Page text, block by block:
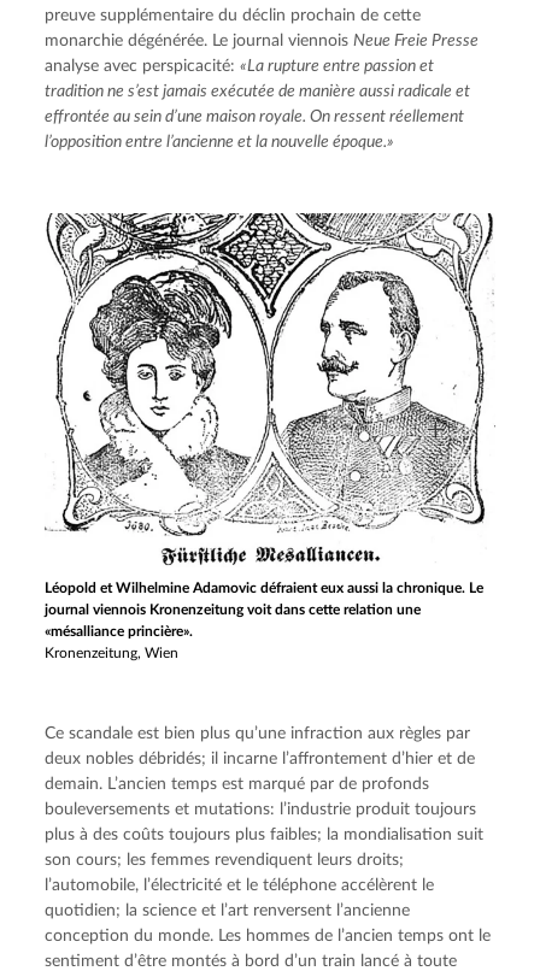
preuve supplémentaire du déclin prochain de cette
monarchie dégénérée. Le journal viennois Neue Freie Presse
analyse avec perspicacité: «La rupture entre passion et
tradition ne s’est jamais exécutée de manière aussi radicale et
effrontée au sein d’une maison royale. On ressent réellement
l’opposition entre l’ancienne et la nouvelle époque.»
Léopold et Wilhelmine Adamovic défraient eux aussi la chronique. Le
journal viennois Kronenzeitung voit dans cette relation une
«mésalliance princière».
Kronenzeitung, Wien
Ce scandale est bien plus qu’une infraction aux règles par
deux nobles débridés; il incarne l’affrontement d’hier et de
demain. L’ancien temps est marqué par de profonds
bouleversements et mutations: l’industrie produit toujours
plus à des coûts toujours plus faibles; la mondialisation suit
son cours; les femmes revendiquent leurs droits;
l’automobile, l’électricité et le téléphone accélèrent le
quotidien; la science et l’art renversent l’ancienne
conception du monde. Les hommes de l’ancien temps ont le
sentiment d’être montés à bord d’un train lancé à toute